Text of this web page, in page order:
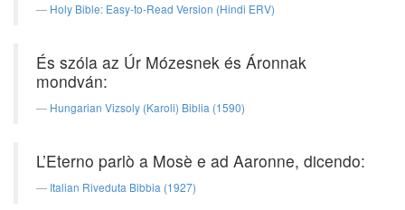
Holy Bible: Easy-to-Read Version (Hindi ERV)
És szóla az Úr Mózesnek és Áronnak
mondván:
Hungarian Vizsoly (Karoli) Biblia (1590)
L’Eterno parlò a Mosè e ad Aaronne, dicendo:
Italian Riveduta Bibbia (1927)